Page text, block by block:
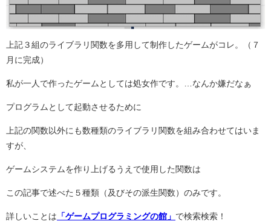
上記３組のライブラリ関数を多用して制作したゲームがコレ。（７
月に完成）
私が一人で作ったゲームとしては処女作です。…なんか嫌だなぁ
プログラムとして起動させるために
上記の関数以外にも数種類のライブラリ関数を組み合わせてはいま
すが、
ゲームシステムを作り上げるうえで使用した関数は
この記事で述べた５種類（及びその派生関数）のみです。
詳しいことは 「ゲームプログラミングの館」 で検索検索！